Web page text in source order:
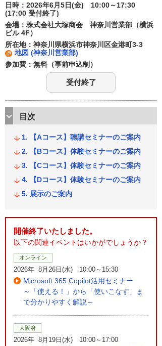
日時：2026年6月5日(金) 10:00～17:30
(17:00 受付終了)
会場：株式会社大塚商会 神奈川営業部（横浜
ビル 4F）
所在地：神奈川県横浜市神奈川区金港町3-3
地図 (神奈川営業部)
参加費：無料（事前申込制）
受付終了
目次
【Aコース】聴講セミナーのご案内
【Bコース】体験セミナーのご案内
【Cコース】体験セミナーのご案内
【Dコース】体験セミナーのご案内
展示のご案内
開催終了いたしました。
以下の関連イベントはいかがでしょうか？
オンライン
2026年 8月26日(水) 10:00～15:30
Microsoft 365 Copilot活用セミナー
～「使える！」から「使いこなす」ま
で分かりやすく解説～
大阪府
2026年 8月19日(水) 10:00～17:00